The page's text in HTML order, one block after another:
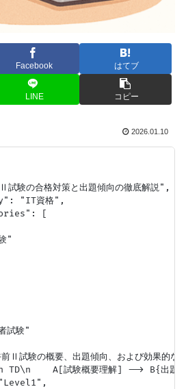
Facebook はてブ
LINE コピー
2026.01.10
験の合格対策と出題傾向の徹底解説",
"IT資格",
[
"
試験"
験の概要、出題傾向、および効果的な学
A[試験概要理解] --> B{出